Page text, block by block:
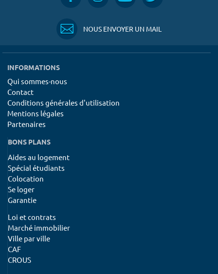
NOUS ENVOYER UN MAIL
INFORMATIONS
Qui sommes-nous
Contact
Conditions générales d'utilisation
Mentions légales
Partenaires
BONS PLANS
Aides au logement
Spécial étudiants
Colocation
Se loger
Garantie
Loi et contrats
Marché immobilier
Ville par ville
CAF
CROUS